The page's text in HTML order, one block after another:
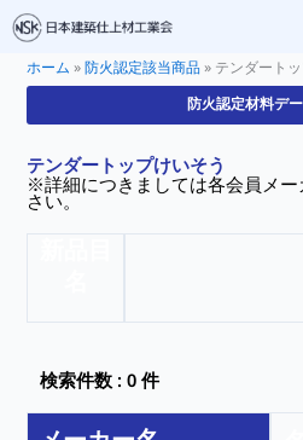
ホーム »防火認定該当商品» テンダート
防火認定材料デ
テンダートップけいそう
※詳細につきましては各会員メ
さい。
検索件数 : 0 件